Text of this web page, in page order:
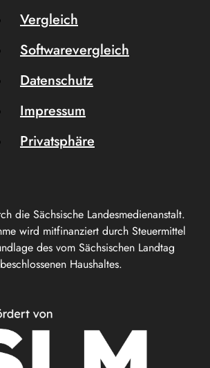
die Sächsische Landesmedienanstalt.
wird mitfinanziert durch Steuermittel
des vom Sächsischen Landtag
beschlossenen Haushaltes.
Vergleich
Softwarevergleich
Datenschutz
Impressum
Privatsphäre